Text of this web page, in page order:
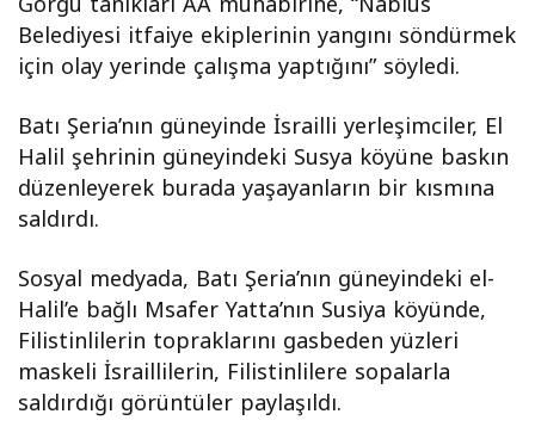
Belediyesi itfaiye ekiplerinin yangını söndürmek
için olay yerinde çalışma yaptığını” söyledi.
Batı Şeria’nın güneyinde İsrailli yerleşimciler, El
Halil şehrinin güneyindeki Susya köyüne baskın
düzenleyerek burada yaşayanların bir kısmına
saldırdı.
Sosyal medyada, Batı Şeria’nın güneyindeki el-
Halil’e bağlı Msafer Yatta’nın Susiya köyünde,
Filistinlilerin topraklarını gasbeden yüzleri
maskeli İsraillilerin, Filistinlilere sopalarla
saldırdığı görüntüler paylaşıldı.